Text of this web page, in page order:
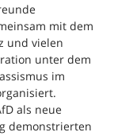
mit dem
und vielen
unter dem
im
als neue
demonstrierten